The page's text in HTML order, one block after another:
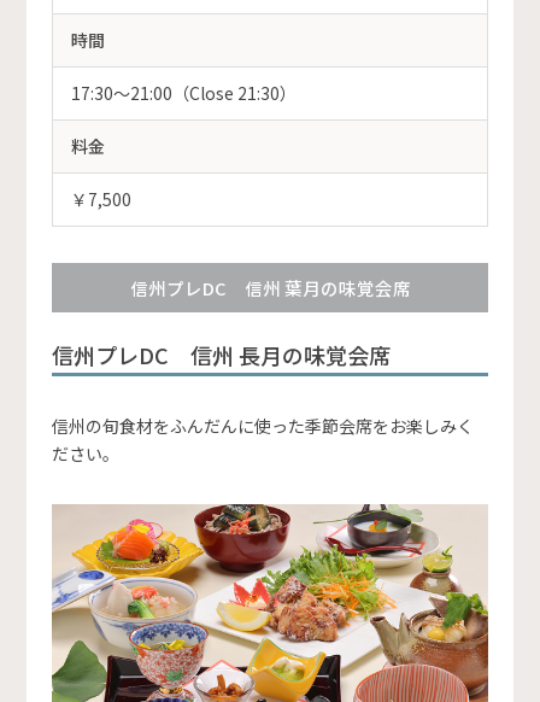
時間
17:30～21:00（Close 21:30）
料金
￥7,500
信州プレDC 信州 葉月の味覚会席
信州プレDC 信州 長月の味覚会席
信州の旬食材をふんだんに使った季節会席をお楽しみく
ださい。